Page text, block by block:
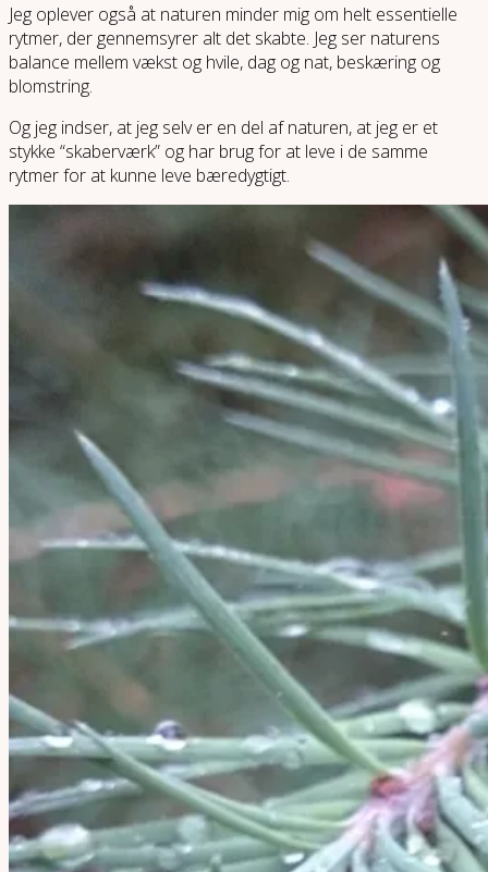
Jeg oplever også at naturen minder mig om helt essentielle
rytmer, der gennemsyrer alt det skabte. Jeg ser naturens
balance mellem vækst og hvile, dag og nat, beskæring og
blomstring.
Og jeg indser, at jeg selv er en del af naturen, at jeg er et
stykke “skaberværk” og har brug for at leve i de samme
rytmer for at kunne leve bæredygtigt.